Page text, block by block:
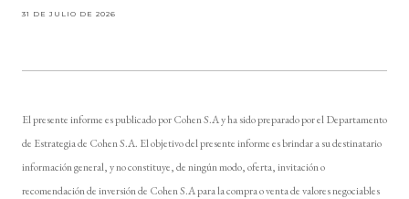
31 DE JULIO DE 2026
El presente informe es publicado por Cohen S.A y ha sido preparado por el Departamento
de Estrategia de Cohen S.A. El objetivo del presente informe es brindar a su destinatario
información general, y no constituye, de ningún modo, oferta, invitación o
recomendación de inversión de Cohen S.A para la compra o venta de valores negociables